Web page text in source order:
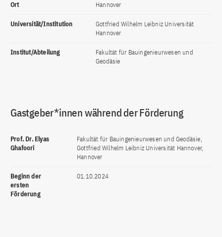
Ort Hannover
Universität/Institution
Gottfried Wilhelm Leibniz Universität
Hannover
Institut/Abteilung
Fakultät für Bauingenieurwesen und
Geodäsie
Gastgeber*innen während der Förderung
Prof. Dr. Elyas
Ghafoori
Fakultät für Bauingenieurwesen und Geodäsie,
Gottfried Wilhelm Leibniz Universität Hannover,
Hannover
Beginn der
ersten
Förderung
01.10.2024